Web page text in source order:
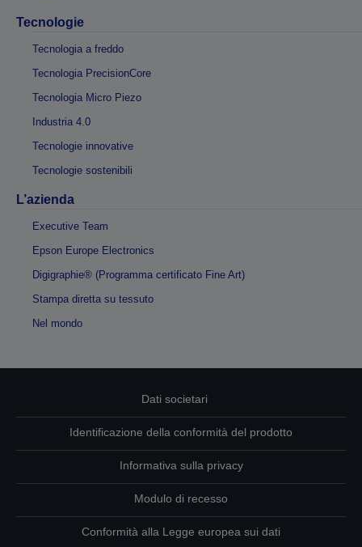
Tecnologie
Tecnologia a freddo
Tecnologia PrecisionCore
Tecnologia Micro Piezo
Industria 4.0
Tecnologie innovative
Tecnologie sostenibili
L’azienda
Executive Team
Epson Europe Electronics
Digigraphie® (Programma certificato Fine Art)
Stampa diretta su tessuto
Nel mondo
Dati societari
Identificazione della conformità del prodotto
Informativa sulla privacy
Modulo di recesso
Conformità alla Legge europea sui dati